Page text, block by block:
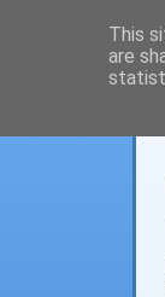
This
are